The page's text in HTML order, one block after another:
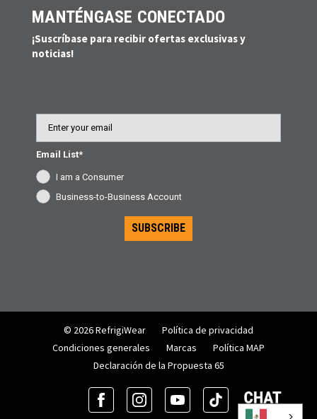
MANTÉNGASE CONECTADO
¡Suscríbase para recibir ofertas exclusivas y
noticias!
Email List*
I am a Consumer
Business-to-Business Account
SUBSCRIBE
© 2026 RefrigiWear
Política de privacidad
Condiciones generales
Marcas
Política MAP
Declaración de la Propuesta 65